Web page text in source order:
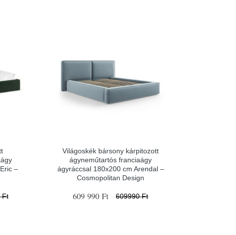
–
Ft
Világoskék bársony kárpitozott
ágyneműtartós franciaágy
ágyráccsal 180x200 cm Arendal –
Cosmopolitan Design
609 990 Ft 609990 Ft